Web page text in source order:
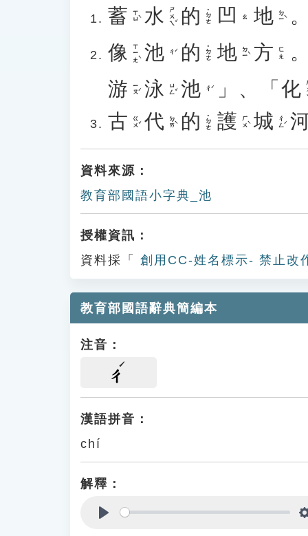
蓄 ㄒㄩˋ 水 ㄕㄨㄟˇ 的 ˙ㄉㄜ 凹 ㄠ 地 ㄉㄧˋ
像 ㄒㄧㄤˋ 池 ㄔˊ 的 ˙ㄉㄜ 地 ㄉㄧˋ 方 ㄈㄤ
游 ㄧㄡˊ 泳 ㄩㄥˇ 池 ㄔˊ 」、「 化
古 ㄍㄨˇ 代 ㄉㄞˋ 的 ˙ㄉㄜ 護 ㄏㄨˋ 城 ㄔㄥˊ
資料來源：
教育部國語小字典_池
授權資訊：
資料採「
創用CC-姓名標示- 禁止改
教育部國語辭典簡編本
注音：
ㄔ
漢語拼音：
chí
解釋：